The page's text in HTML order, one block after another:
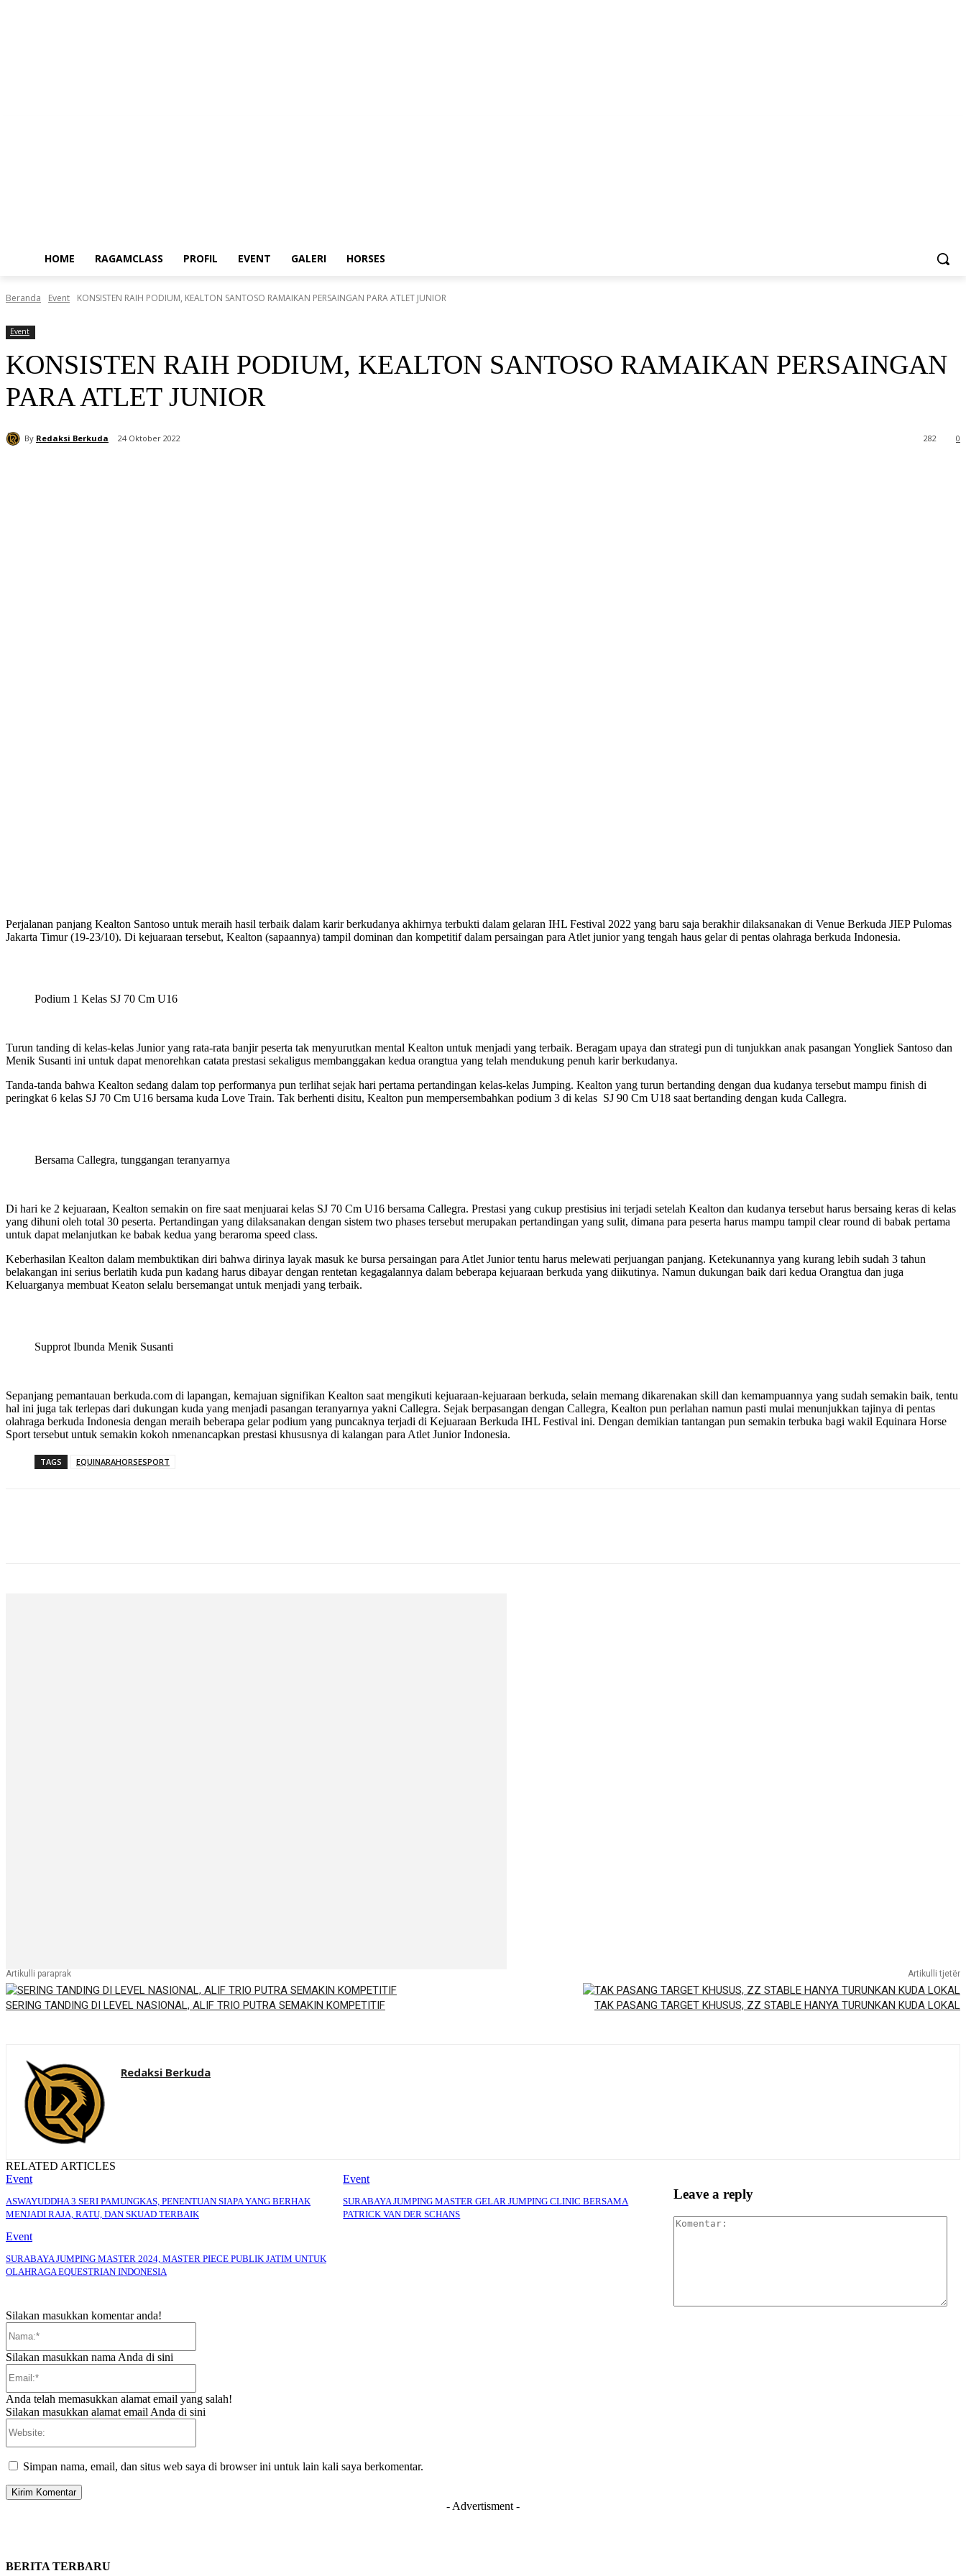
HOME RAGAMCLASS PROFIL EVENT GALERI HORSES
Beranda Event KONSISTEN RAIH PODIUM, KEALTON SANTOSO RAMAIKAN PERSAINGAN PARA ATLET JUNIOR
Event
KONSISTEN RAIH PODIUM, KEALTON SANTOSO RAMAIKAN PERSAINGAN
PARA ATLET JUNIOR
By Redaksi Berkuda 24 Oktober 2022 0
282
Perjalanan panjang Kealton Santoso untuk meraih hasil terbaik dalam karir berkudanya akhirnya terbukti dalam gelaran IHL Festival 2022 yang baru saja berakhir dilaksanakan di Venue Berkuda JIEP Pulomas
Jakarta Timur (19-23/10). Di kejuaraan tersebut, Kealton (sapaannya) tampil dominan dan kompetitif dalam persaingan para Atlet junior yang tengah haus gelar di pentas olahraga berkuda Indonesia.
Podium 1 Kelas SJ 70 Cm U16
Turun tanding di kelas-kelas Junior yang rata-rata banjir peserta tak menyurutkan mental Kealton untuk menjadi yang terbaik. Beragam upaya dan strategi pun di tunjukkan anak pasangan Yongliek Santoso dan
Menik Susanti ini untuk dapat menorehkan catata prestasi sekaligus membanggakan kedua orangtua yang telah mendukung penuh karir berkudanya.
Tanda-tanda bahwa Kealton sedang dalam top performanya pun terlihat sejak hari pertama pertandingan kelas-kelas Jumping. Kealton yang turun bertanding dengan dua kudanya tersebut mampu finish di
peringkat 6 kelas SJ 70 Cm U16 bersama kuda Love Train. Tak berhenti disitu, Kealton pun mempersembahkan podium 3 di kelas SJ 90 Cm U18 saat bertanding dengan kuda Callegra.
Bersama Callegra, tunggangan teranyarnya
Di hari ke 2 kejuaraan, Kealton semakin on fire saat menjuarai kelas SJ 70 Cm U16 bersama Callegra. Prestasi yang cukup prestisius ini terjadi setelah Kealton dan kudanya tersebut harus bersaing keras di kelas
yang dihuni oleh total 30 peserta. Pertandingan yang dilaksanakan dengan sistem two phases tersebut merupakan pertandingan yang sulit, dimana para peserta harus mampu tampil clear round di babak pertama
untuk dapat melanjutkan ke babak kedua yang beraroma speed class.
Keberhasilan Kealton dalam membuktikan diri bahwa dirinya layak masuk ke bursa persaingan para Atlet Junior tentu harus melewati perjuangan panjang. Ketekunannya yang kurang lebih sudah 3 tahun
belakangan ini serius berlatih kuda pun kadang harus dibayar dengan rentetan kegagalannya dalam beberapa kejuaraan berkuda yang diikutinya. Namun dukungan baik dari kedua Orangtua dan juga
Keluarganya membuat Keaton selalu bersemangat untuk menjadi yang terbaik.
Supprot Ibunda Menik Susanti
Sepanjang pemantauan berkuda.com di lapangan, kemajuan signifikan Kealton saat mengikuti kejuaraan-kejuaraan berkuda, selain memang dikarenakan skill dan kemampuannya yang sudah semakin baik, tentu
hal ini juga tak terlepas dari dukungan kuda yang menjadi pasangan teranyarnya yakni Callegra. Sejak berpasangan dengan Callegra, Kealton pun perlahan namun pasti mulai menunjukkan tajinya di pentas
olahraga berkuda Indonesia dengan meraih beberapa gelar podium yang puncaknya terjadi di Kejuaraan Berkuda IHL Festival ini. Dengan demikian tantangan pun semakin terbuka bagi wakil Equinara Horse
Sport tersebut untuk semakin kokoh nmenancapkan prestasi khususnya di kalangan para Atlet Junior Indonesia.
TAGS EQUINARAHORSESPORT
Artikulli paraprak
SERING TANDING DI LEVEL NASIONAL, ALIF TRIO PUTRA SEMAKIN KOMPETITIF
Artikulli tjetër
TAK PASANG TARGET KHUSUS, ZZ STABLE HANYA TURUNKAN KUDA LOKAL
Redaksi Berkuda
RELATED ARTICLES
Event
ASWAYUDDHA 3 SERI PAMUNGKAS, PENENTUAN SIAPA YANG BERHAK
MENJADI RAJA, RATU, DAN SKUAD TERBAIK
Event
SURABAYA JUMPING MASTER GELAR JUMPING CLINIC BERSAMA
PATRICK VAN DER SCHANS
Event
SURABAYA JUMPING MASTER 2024, MASTER PIECE PUBLIK JATIM UNTUK
OLAHRAGA EQUESTRIAN INDONESIA
Leave a reply
Silakan masukkan komentar anda!
Silakan masukkan nama Anda di sini
Anda telah memasukkan alamat email yang salah!
Silakan masukkan alamat email Anda di sini
Simpan nama, email, dan situs web saya di browser ini untuk lain kali saya berkomentar.
- Advertisment -
BERITA TERBARU